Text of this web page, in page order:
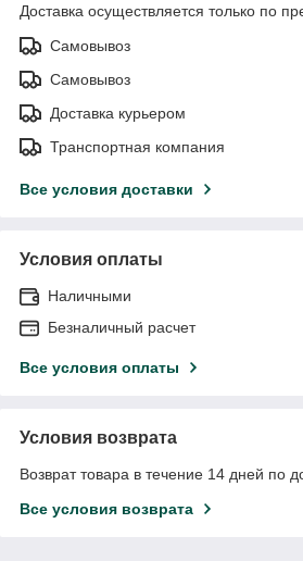
Доставка осуществляется только по
Самовывоз
Самовывоз
Доставка курьером
Транспортная компания
Все условия доставки
Условия оплаты
Наличными
Безналичный расчет
Все условия оплаты
Условия возврата
Возврат товара в течение 14 дней по
Все условия возврата